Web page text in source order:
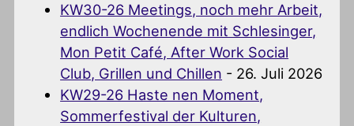
KW30-26 Meetings, noch mehr Arbeit,
endlich Wochenende mit Schlesinger,
Mon Petit Café, After Work Social
Club, Grillen und Chillen - 26. Juli 2026
KW29-26 Haste nen Moment,
Sommerfestival der Kulturen,